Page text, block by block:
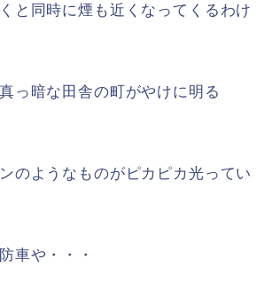
と同時に煙も近くなってくるわけ
っ暗な田舎の町がやけに明る
のようなものがピカピカ光ってい
車や・・・